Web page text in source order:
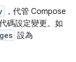
，代管 Compose
碼設定變更。如
設為